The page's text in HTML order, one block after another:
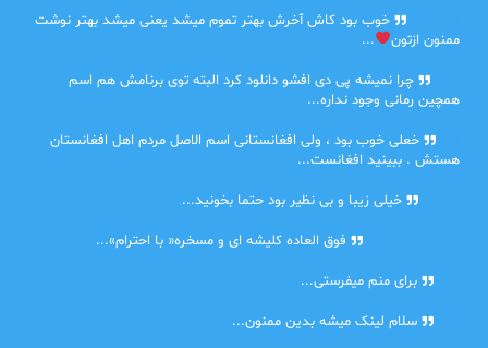
خوب بود کاش آخرش بهتر تموم میشد یعنی میشد بهتر نوشت
ممنون ازتون
...
چرا نمیشه پی دی افشو دانلود کرد البته توی برنامش هم اسم
همچین رمانی وجود نداره...
خعلی خوب بود ، ولی افغانستانی اسم الاصل مردم اهل افغانستان
هستش . ببینید افغانست...
خیلی زیبا و بی نظیر بود حتما بخونید...
فوق العاده کلیشه ای و مسخره« با احترام»...
برای منم میفرستی...
سلام لینک میشه بدین ممنون...